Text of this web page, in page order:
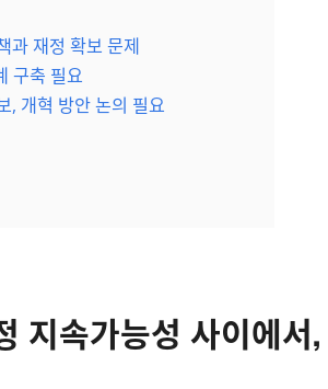
과 재정 확보 문제
구축 필요
, 개혁 방안 논의 필요
지속가능성 사이에